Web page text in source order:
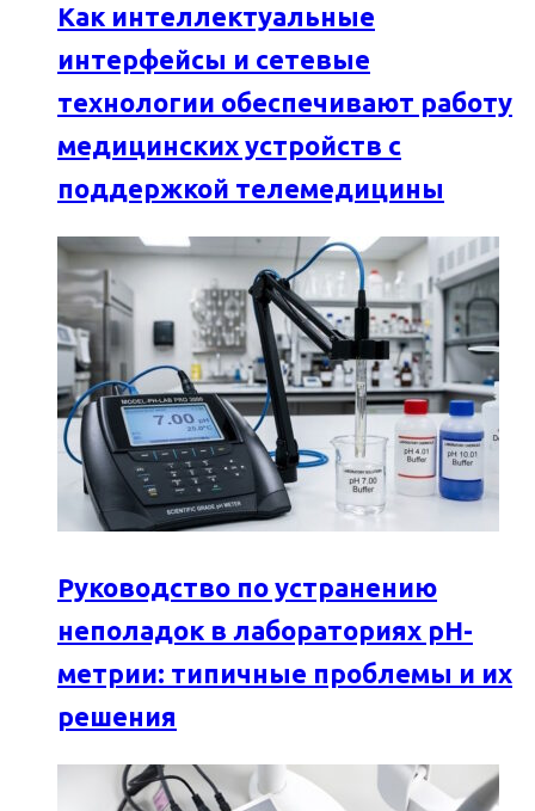
Как интеллектуальные
интерфейсы и сетевые
технологии обеспечивают работу
медицинских устройств с
поддержкой телемедицины
Руководство по устранению
неполадок в лабораториях pH-
метрии: типичные проблемы и их
решения